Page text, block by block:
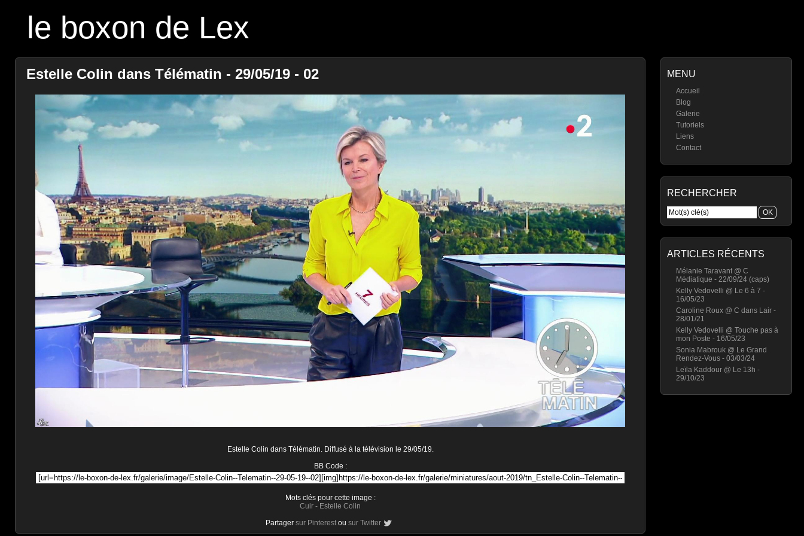
le boxon de Lex
MENU
Accueil
Blog
Galerie
Tutoriels
Liens
Contact
RECHERCHER
ARTICLES RÉCENTS
Mélanie Taravant @ C
Médiatique - 22/09/24 (caps)
Kelly Vedovelli @ Le 6 à 7 -
16/05/23
Caroline Roux @ C dans Lair -
28/01/21
Kelly Vedovelli @ Touche pas à
mon Poste - 16/05/23
Sonia Mabrouk @ Le Grand
Rendez-Vous - 03/03/24
Leïla Kaddour @ Le 13h -
29/10/23
Estelle Colin dans Télématin - 29/05/19 - 02
Estelle Colin dans Télématin. Diffusé à la télévision le 29/05/19.
BB Code :
Mots clés pour cette image :
Cuir - Estelle Colin
Partager sur Pinterest ou sur Twitter